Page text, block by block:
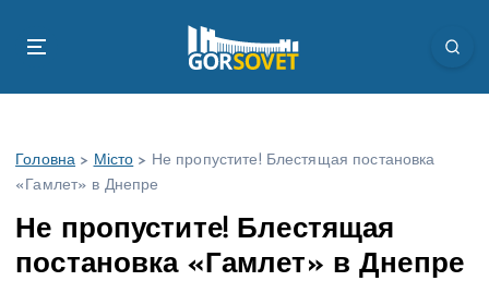
Головна > Місто > Не пропустите! Блестящая постановка
«Гамлет» в Днепре
Не пропустите! Блестящая
постановка «Гамлет» в Днепре